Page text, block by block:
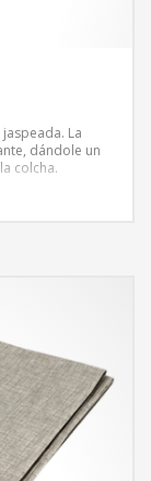
La
dándole un
colcha.